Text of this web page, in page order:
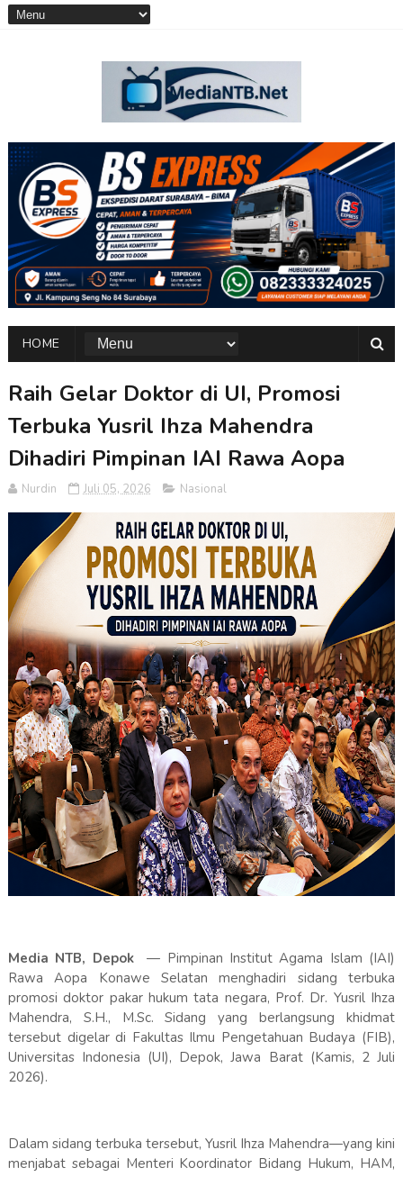
HOME
Raih Gelar Doktor di UI, Promosi
Terbuka Yusril Ihza Mahendra
Dihadiri Pimpinan IAI Rawa Aopa
Nurdin Juli 05, 2026 Nasional
Media NTB, Depok— Pimpinan Institut Agama Islam (IAI)
Rawa Aopa Konawe Selatan menghadiri sidang terbuka
promosi doktor pakar hukum tata negara, Prof. Dr. Yusril Ihza
Mahendra, S.H., M.Sc. Sidang yang berlangsung khidmat
tersebut digelar di Fakultas Ilmu Pengetahuan Budaya (FIB),
Universitas Indonesia (UI), Depok, Jawa Barat (Kamis, 2 Juli
2026).
Dalam sidang terbuka tersebut, Yusril Ihza Mahendra—yang kini
menjabat sebagai Menteri Koordinator Bidang Hukum, HAM,